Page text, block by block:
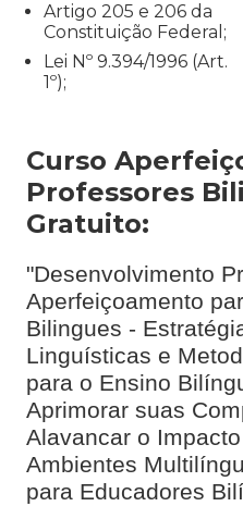
Artigo 205 e 206 da
Constituição Federal;
Lei Nº 9.394/1996 (Art.
1º);
Curso
Professores
Gratuito:
"Desenvolvimento
Aperfeiçoamento
Bilingues -
Linguísticas e
para o Ensino
Aprimorar suas
Alavancar o
Ambientes
para Educadores